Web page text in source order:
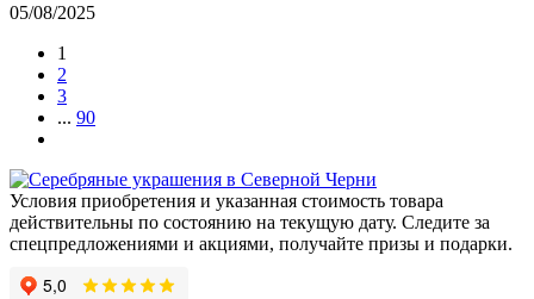
05/08/2025
1
2
3
... 90
Условия приобретения и указанная стоимость товара
действительны по состоянию на текущую дату. Следите за
спецпредложениями и акциями, получайте призы и подарки.